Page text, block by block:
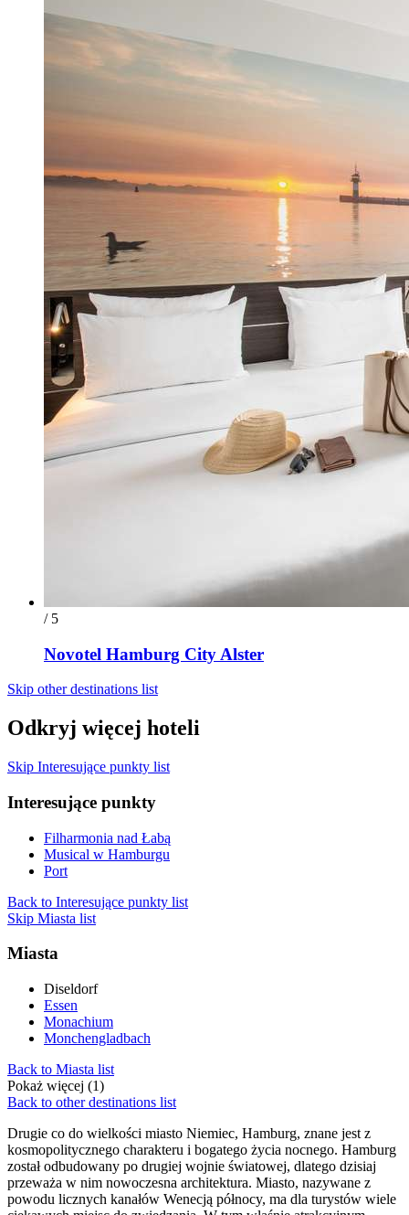
/ 5
Novotel Hamburg City Alster
Skip other destinations list
Odkryj więcej hoteli
Skip Interesujące punkty list
Interesujące punkty
Filharmonia nad Łabą
Musical w Hamburgu
Port
Back to Interesujące punkty list
Skip Miasta list
Miasta
Diseldorf
Essen
Monachium
Monchengladbach
Back to Miasta list
Pokaż więcej (1)
Back to other destinations list
Drugie co do wielkości miasto Niemiec, Hamburg, znane jest z
kosmopolitycznego charakteru i bogatego życia nocnego. Hamburg
został odbudowany po drugiej wojnie światowej, dlatego dzisiaj
przeważa w nim nowoczesna architektura. Miasto, nazywane z
powodu licznych kanałów Wenecją północy, ma dla turystów wiele